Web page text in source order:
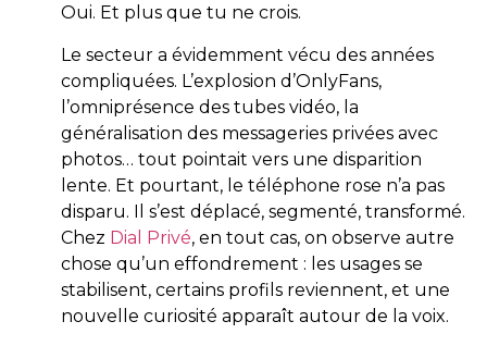
Oui. Et plus que tu ne crois.
Le secteur a évidemment vécu des années
compliquées. L’explosion d’OnlyFans,
l’omniprésence des tubes vidéo, la
généralisation des messageries privées avec
photos… tout pointait vers une disparition
lente. Et pourtant, le téléphone rose n’a pas
disparu. Il s’est déplacé, segmenté, transformé.
Chez Dial Privé, en tout cas, on observe autre
chose qu’un effondrement : les usages se
stabilisent, certains profils reviennent, et une
nouvelle curiosité apparaît autour de la voix.